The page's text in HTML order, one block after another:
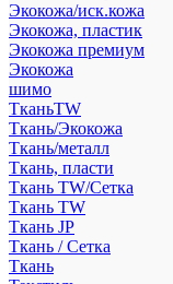
Экокожа/иск.кожа
Экокожа, пластик
Экокожа премиум
Экокожа
шимо
ТканьTW
Ткань/Экокожа
Ткань/металл
Ткань, пласти
Ткань TW/Сетка
Ткань TW
Ткань JP
Ткань / Сетка
Ткань